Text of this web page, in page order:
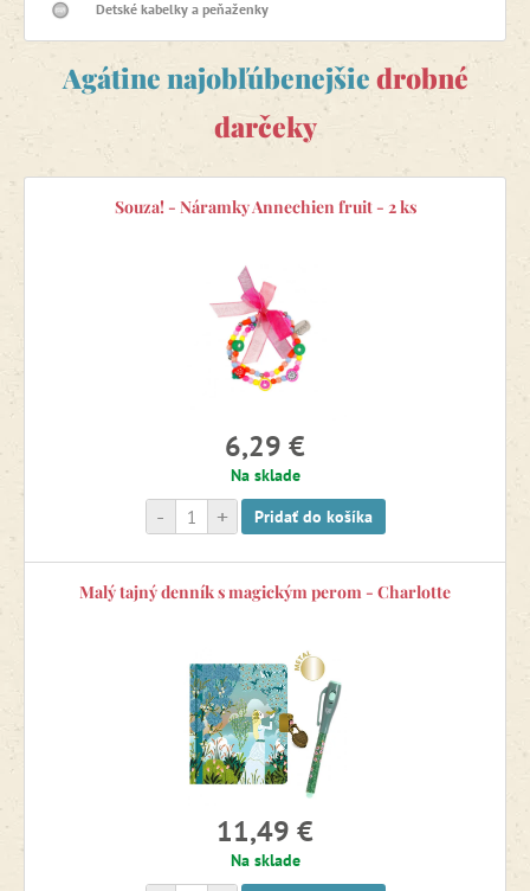
Detské kabelky a peňaženky
Agátine najobľúbenejšiedrobné
darčeky
Souza! - Náramky Annechien fruit - 2 ks
6,29 €
Na sklade
+
- Pridať do košíka
Malý tajný denník s magickým perom - Charlotte
11,49 €
Na sklade